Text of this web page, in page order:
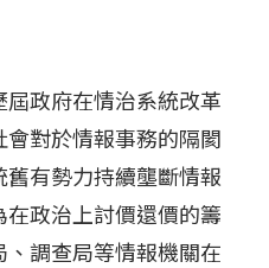
政府在情治系統改革
對於情報事務的隔閡
有勢力持續壟斷情報
政治上討價還價的籌
調查局等情報機關在